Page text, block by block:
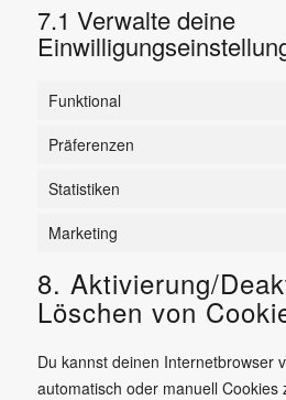
7.1 Verwalte deine
Funktional
Präferenzen
Statistiken
Marketing
8. Aktivierung/
Löschen von
Du kannst deinen Internetbrowser
automatisch oder manuell Cookies